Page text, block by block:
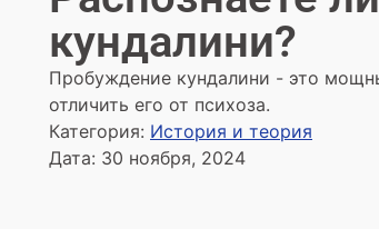
кундалини?
Пробуждение кундалини - это
отличить его от психоза.
Категория: История и теория
Дата: 30 ноября, 2024